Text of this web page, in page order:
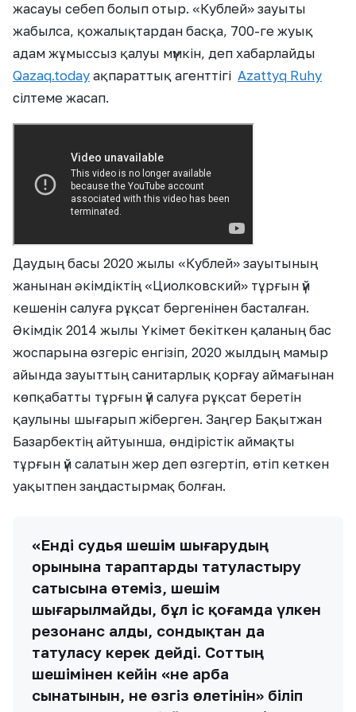
жасауы себеп болып отыр. «Кублей» зауыты
жабылса, қожалықтардан басқа, 700-ге жуық
адам жұмыссыз қалуы мүмкін, деп хабарлайды
Qazaq.today ақпараттық агенттігі Azattyq Ruhy
сілтеме жасап.
Даудың басы 2020 жылы «Кублей» зауытының
жанынан әкімдіктің «Циолковский» тұрғын үй
кешенін салуға рұқсат бергенінен басталған.
Әкімдік 2014 жылы Үкімет бекіткен қаланың бас
жоспарына өзгеріс енгізіп, 2020 жылдың мамыр
айында зауыттың санитарлық қорғау аймағынан
көпқабатты тұрғын үй салуға рұқсат беретін
қаулыны шығарып жіберген. Заңгер Бақытжан
Базарбектің айтуынша, өндірістік аймақты
тұрғын үй салатын жер деп өзгертіп, өтіп кеткен
уақытпен заңдастырмақ болған.
«Енді судья шешім шығарудың
орынына тараптарды татуластыру
сатысына өтеміз, шешім
шығарылмайды, бұл іс қоғамда үлкен
резонанс алды, сондықтан да
татуласу керек дейді. Соттың
шешімінен кейін «не арба
сынатынын, не өзгіз өлетінін» біліп